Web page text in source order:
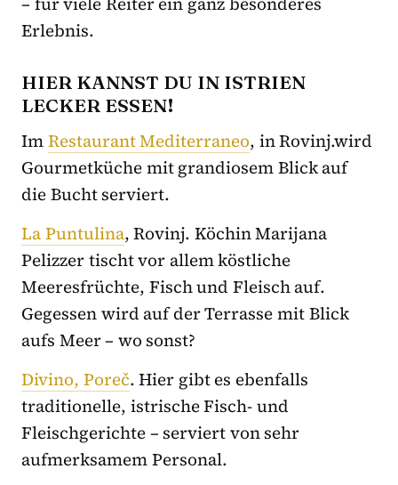
Erlebnis.
HIER KANNST DU IN ISTRIEN
LECKER ESSEN!
ImRestaurant Mediterraneo, in Rovinj.wird
Gourmetküche mit grandiosem Blick auf
die Bucht serviert.
La Puntulina, Rovinj. Köchin Marijana
Pelizzer tischt vor allem köstliche
Meeresfrüchte, Fisch und Fleisch auf.
Gegessen wird auf der Terrasse mit Blick
aufs Meer – wo sonst?
Divino, Poreč. Hier gibt es ebenfalls
traditionelle, istrische Fisch- und
Fleischgerichte – serviert von sehr
aufmerksamem Personal.